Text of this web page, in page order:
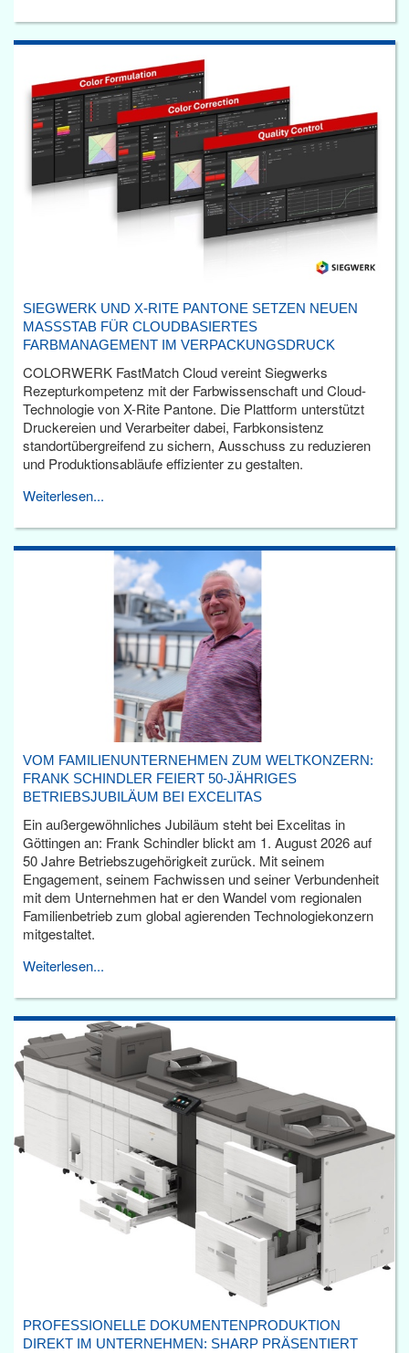
SIEGWERK UND X-RITE PANTONE SETZEN NEUEN
MASSSTAB FÜR CLOUDBASIERTES F
ARBMANAGEMENT IM VERPACKUNGSDRUCK
COLORWERK FastMatch Cloud vereint Siegwerks
Rezepturkompetenz mit der Farbwissenschaft und Cloud-
Technologie von X-Rite Pantone. Die Plattform unterstützt
Druckereien und Verarbeiter dabei, Farbkonsistenz
standortübergreifend zu sichern, Ausschuss zu reduzieren
und Produktionsabläufe effizienter zu gestalten.
Weiterlesen...
VOM FAMILIENUNTERNEHMEN ZUM WELTKONZERN:
FRANK SCHINDLER FEIERT 50-JÄHRIGES
BETRIEBSJUBILÄUM BEI EXCELITAS
Ein außergewöhnliches Jubiläum steht bei Excelitas in
Göttingen an: Frank Schindler blickt am 1. August 2026 auf
50 Jahre Betriebszugehörigkeit zurück. Mit seinem
Engagement, seinem Fachwissen und seiner Verbundenheit
mit dem Unternehmen hat er den Wandel vom regionalen
Familienbetrieb zum global agierenden Technologiekonzern
mitgestaltet.
Weiterlesen...
PROFESSIONELLE DOKUMENTENPRODUKTION
DIREKT IM UNTERNEHMEN: SHARP PRÄSENTIERT